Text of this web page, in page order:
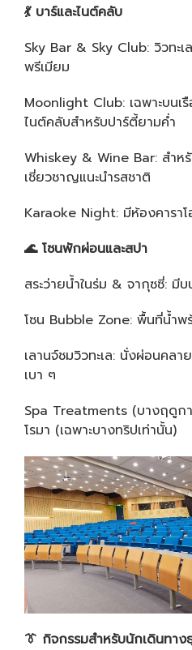
💃บาร์และไนต์คลับ
Sky Bar & Sky Club: วิวทะ
พรีเมียม
Moonlight Club: เฉพาะบนเ
ไนต์คลับสำหรับปาร์ตี้ยามค่ำ
Whiskey & Wine Bar: สำห
เชี่ยวชาญแนะนำรสชาติ
Karaoke Night: มีห้องคาราโ
🌊โซนพักผ่อนและสปา
สระว่ายน้ำในร่ม & จากุซซี่: มี
โซน Bubble Zone: พื้นที่น้ำพ
เลานจ์ชมวิวทะเล: นั่งผ่อนคล
เบา ๆ
Spa Treatments (บางฤดูก
โรมา (เฉพาะบางทริปเท่านั้น)
👔 กิจกรรมสำหรับนักเดินทาง